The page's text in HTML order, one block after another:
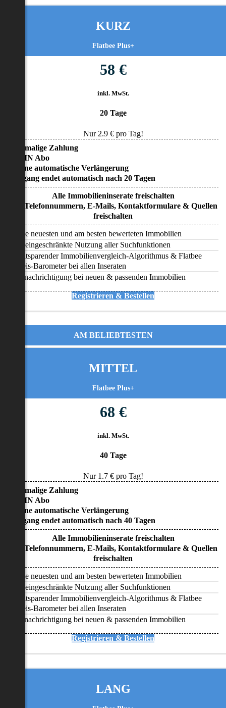
KURZ
Flatbee Plus+
58 €
inkl. MwSt.
20 Tage
Nur 2.9€ pro Tag!
• Einmalige Zahlung
• KEIN Abo
• Keine automatische Verlängerung
• Zugang endet automatisch nach 20 Tagen
Alle Immobilieninserate freischalten
Alle Telefonnummern, E-Mails, Kontaktformulare & Quellen
freischalten
Alle neuesten und am besten bewerteten Immobilien
Uneingeschränkte Nutzung aller Suchfunktionen
Zeitsparender Immobilienvergleich-Algorithmus & Flatbee
Preis-Barometer bei allen Inseraten
Benachrichtigung bei neuen & passenden Immobilien
Registrieren & Bestellen
AM BELIEBTESTEN
MITTEL
Flatbee Plus+
68 €
inkl. MwSt.
40 Tage
Nur 1.7€ pro Tag!
• Einmalige Zahlung
• KEIN Abo
• Keine automatische Verlängerung
• Zugang endet automatisch nach 40 Tagen
Alle Immobilieninserate freischalten
Alle Telefonnummern, E-Mails, Kontaktformulare & Quellen
freischalten
Alle neuesten und am besten bewerteten Immobilien
Uneingeschränkte Nutzung aller Suchfunktionen
Zeitsparender Immobilienvergleich-Algorithmus & Flatbee
Preis-Barometer bei allen Inseraten
Benachrichtigung bei neuen & passenden Immobilien
Registrieren & Bestellen
LANG